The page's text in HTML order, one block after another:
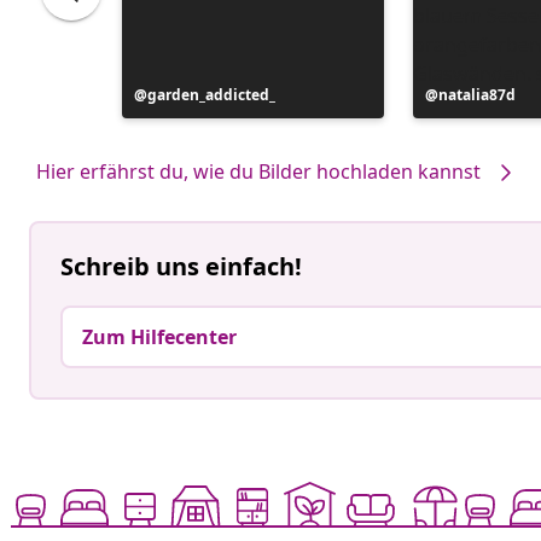
Beitrag
veröffentlicht
garden_addicted_
Beitrag
veröffentlicht
natalia87d
Hier erfährst du, wie du Bilder hochladen kannst
Schreib uns einfach!
Zum Hilfecenter